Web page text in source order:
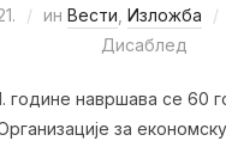
ин Вести Изложба
Дисаблед
године навршава се 60
за